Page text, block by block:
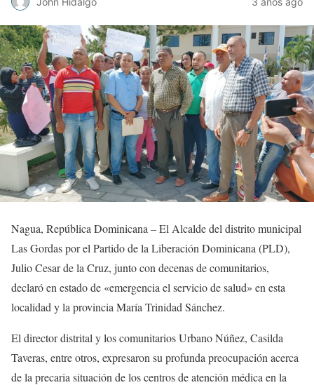
Nagua, República Dominicana – El Alcalde del distrito municipal
Las Gordas por el Partido de la Liberación Dominicana (PLD),
Julio Cesar de la Cruz, junto con decenas de comunitarios,
declaró en estado de «emergencia el servicio de salud» en esta
localidad y la provincia María Trinidad Sánchez.
El director distrital y los comunitarios Urbano Núñez, Casilda
Taveras, entre otros, expresaron su profunda preocupación acerca
de la precaria situación de los centros de atención médica en la